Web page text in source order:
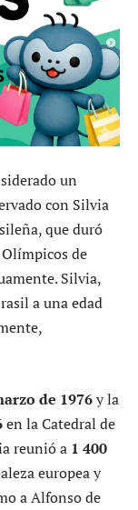
un
con Silvia
que duró
Olímpicos de
Silvia,
a una edad
de 1976y la
en la Catedral de
reunió a 1 400
europea y
a Alfonso de